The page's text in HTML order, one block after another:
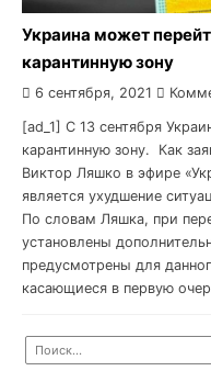
Украина может
карантинную зону
6 сентября, 2021
[ad_1] С 13 сентября
карантинную зону. Как
Виктор Ляшко в эфире
является ухудшение
По словам Ляшка, при
установлены
предусмотрены для
касающиеся в первую
Найти: